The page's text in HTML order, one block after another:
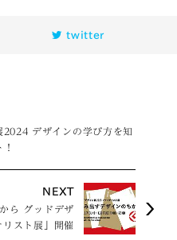
twitter
2024 デザインの学び方を知
NEXT
ら グッドデザ
スト展」開催